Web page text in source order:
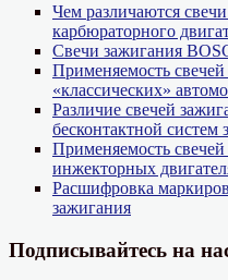
Чем различаются
карбюраторного
Свечи зажигания
Применяемость
«классических»
Различие свечей
бесконтактной систем
Применяемость
инжекторных
Расшифровка
зажигания
Подписывайтесь на